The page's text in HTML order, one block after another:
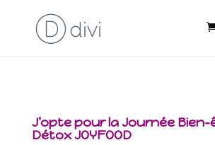
J’opte pour la Journée
Détox JOYFOOD